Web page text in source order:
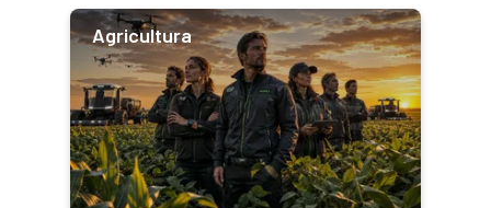
Agricultura